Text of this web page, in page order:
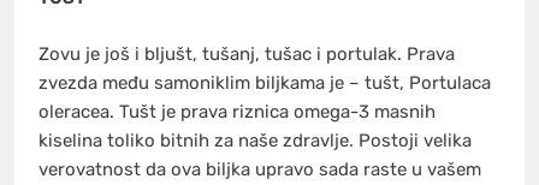
Zovu je još i bljušt, tušanj, tušac i portulak. Prava
zvezda među samoniklim biljkama je – tušt, Portulaca
oleracea. Tušt je prava riznica omega-3 masnih
kiselina toliko bitnih za naše zdravlje. Postoji velika
verovatnost da ova biljka upravo sada raste u vašem